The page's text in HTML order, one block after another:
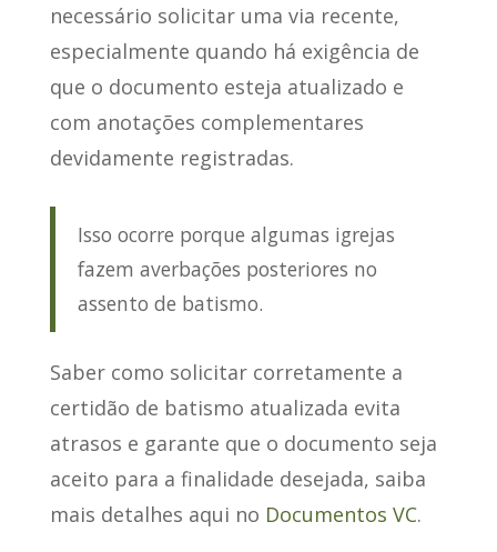
necessário solicitar uma via recente,
especialmente quando há exigência de
que o documento esteja atualizado e
com anotações complementares
devidamente registradas.
Isso ocorre porque algumas igrejas
fazem averbações posteriores no
assento de batismo.
Saber como solicitar corretamente a
certidão de batismo atualizada evita
atrasos e garante que o documento seja
aceito para a finalidade desejada, saiba
mais detalhes aqui no Documentos VC.